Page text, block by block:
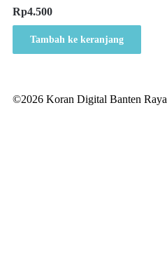
Rp4.500
Tambah ke keranjang
©2026 Koran Digital Banten Raya